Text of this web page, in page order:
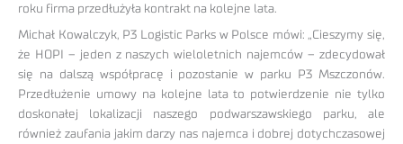
roku firma przedłużyła kontrakt na kolejne lata.
Michał Kowalczyk, P3 Logistic Parks w Polsce mówi: „Cieszymy się,
że HOPI – jeden z naszych wieloletnich najemców – zdecydował
się na dalszą współpracę i pozostanie w parku P3 Mszczonów.
Przedłużenie umowy na kolejne lata to potwierdzenie nie tylko
doskonałej lokalizacji naszego podwarszawskiego parku, ale
również zaufania jakim darzy nas najemca i dobrej dotychczasowej